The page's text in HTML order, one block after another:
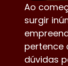
Ao
surgir
pertence
dúvidas